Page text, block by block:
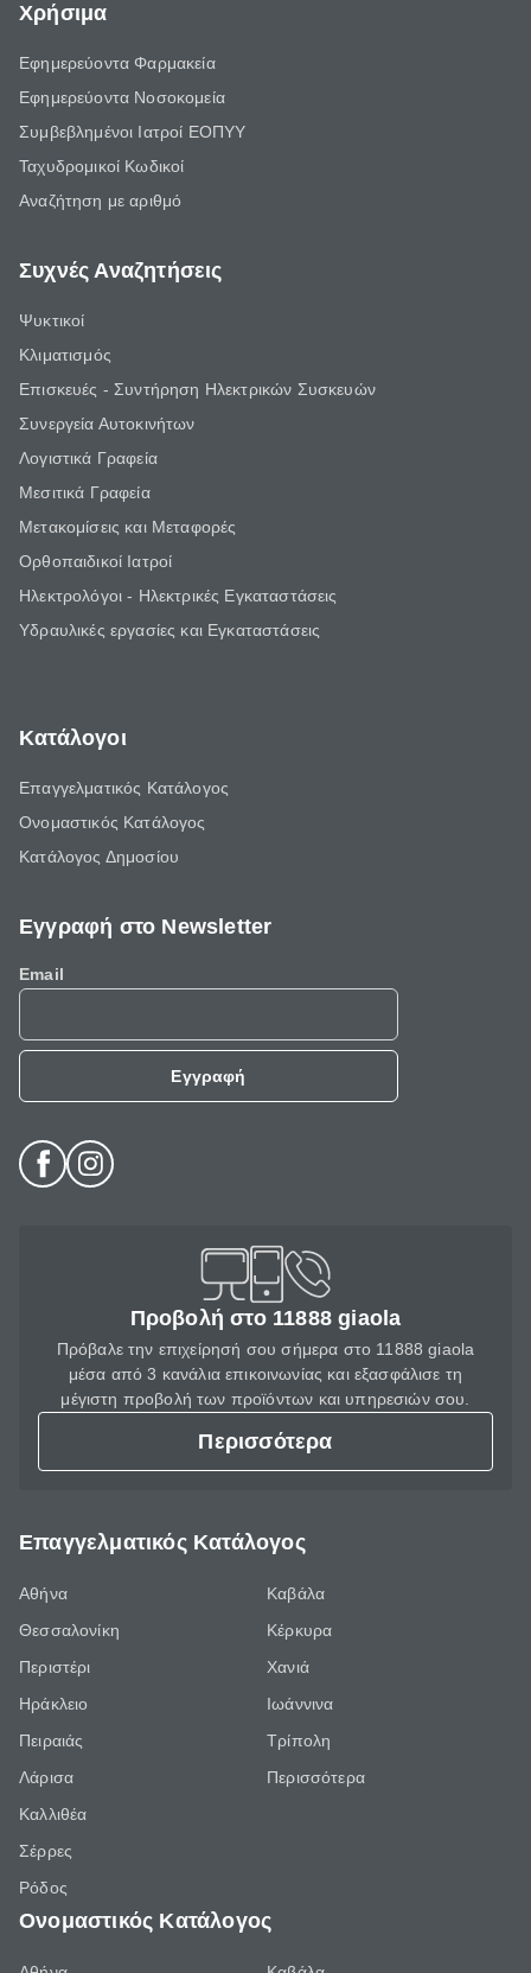
Χρήσιμα
Εφημερεύοντα Φαρμακεία
Εφημερεύοντα Νοσοκομεία
Συμβεβλημένοι Ιατροί ΕΟΠΥΥ
Ταχυδρομικοί Κωδικοί
Αναζήτηση με αριθμό
Συχνές Αναζητήσεις
Ψυκτικοί
Κλιματισμός
Επισκευές - Συντήρηση Ηλεκτρικών Συσκευών
Συνεργεία Αυτοκινήτων
Λογιστικά Γραφεία
Μεσιτικά Γραφεία
Μετακομίσεις και Μεταφορές
Ορθοπαιδικοί Ιατροί
Ηλεκτρολόγοι - Ηλεκτρικές Εγκαταστάσεις
Υδραυλικές εργασίες και Εγκαταστάσεις
Κατάλογοι
Επαγγελματικός Κατάλογος
Ονομαστικός Κατάλογος
Κατάλογος Δημοσίου
Εγγραφή στο Newsletter
Email
Εγγραφή
Προβολή στο 11888 giaola
Πρόβαλε την επιχείρησή σου σήμερα στο 11888 giaola
μέσα από 3 κανάλια επικοινωνίας και εξασφάλισε τη
μέγιστη προβολή των προϊόντων και υπηρεσιών σου.
Περισσότερα
Επαγγελματικός Κατάλογος
Αθήνα
Θεσσαλονίκη
Περιστέρι
Ηράκλειο
Πειραιάς
Λάρισα
Καλλιθέα
Σέρρες
Ρόδος
Καβάλα
Κέρκυρα
Χανιά
Ιωάννινα
Τρίπολη
Περισσότερα
Ονομαστικός Κατάλογος